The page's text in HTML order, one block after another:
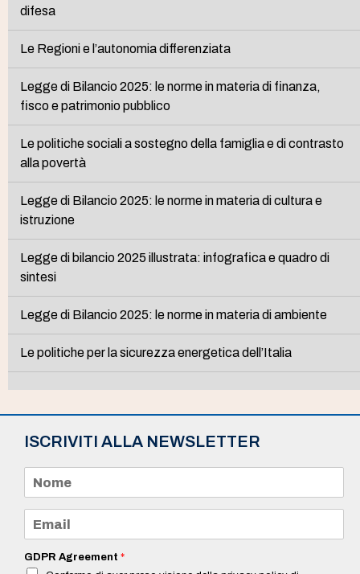
difesa
Le Regioni e l’autonomia differenziata
Legge di Bilancio 2025: le norme in materia di finanza,
fisco e patrimonio pubblico
Le politiche sociali a sostegno della famiglia e di contrasto
alla povertà
Legge di Bilancio 2025: le norme in materia di cultura e
istruzione
Legge di bilancio 2025 illustrata: infografica e quadro di
sintesi
Legge di Bilancio 2025: le norme in materia di ambiente
Le politiche per la sicurezza energetica dell’Italia
ISCRIVITI ALLA NEWSLETTER
m
e
a
iGDPR Agreement *